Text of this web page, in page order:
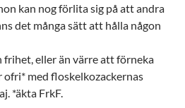
kan nog förlita sig på att andra
det många sätt att hålla någon
frihet, eller än värre att förneka
med floskelkozackernas
*äkta FrkF.